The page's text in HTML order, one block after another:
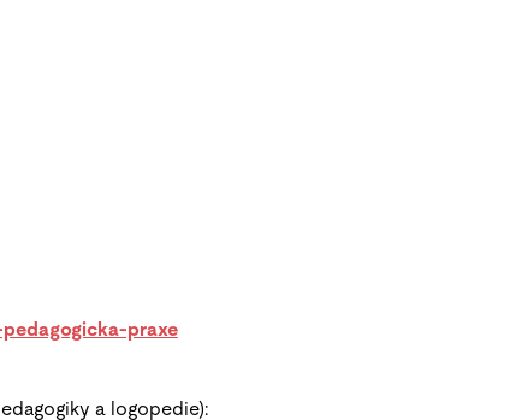
pedagogicka-praxe
a logopedie):